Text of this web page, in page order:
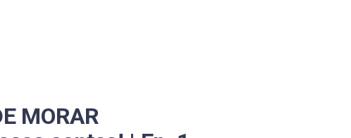
MORAR